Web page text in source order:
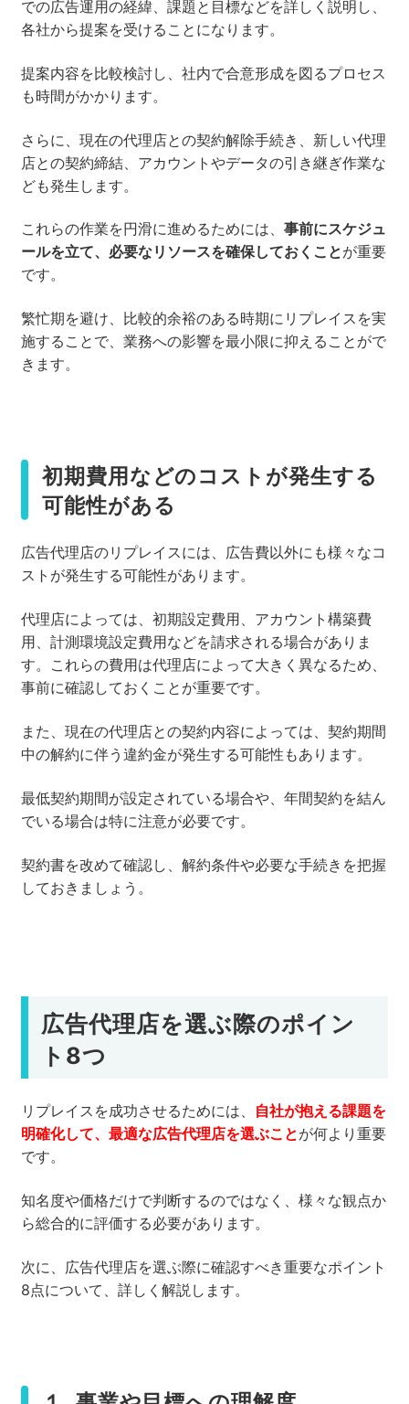
での広告運用の経緯、課題と目標などを詳しく説明し、
各社から提案を受けることになります。
提案内容を比較検討し、社内で合意形成を図るプロセス
も時間がかかります。
さらに、現在の代理店との契約解除手続き、新しい代理
店との契約締結、アカウントやデータの引き継ぎ作業な
ども発生します。
これらの作業を円滑に進めるためには、 事前にスケジュ
ールを立て、必要なリソースを確保しておくことが重要
です。
繁忙期を避け、比較的余裕のある時期にリプレイスを実
施することで、業務への影響を最小限に抑えることがで
きます。
初期費用などのコストが発生する
可能性がある
広告代理店のリプレイスには、広告費以外にも様々なコ
ストが発生する可能性があります。
代理店によっては、初期設定費用、アカウント構築費
用、計測環境設定費用などを請求される場合がありま
す。これらの費用は代理店によって大きく異なるため、
事前に確認しておくことが重要です。
また、現在の代理店との契約内容によっては、契約期間
中の解約に伴う違約金が発生する可能性もあります。
最低契約期間が設定されている場合や、年間契約を結ん
でいる場合は特に注意が必要です。
契約書を改めて確認し、解約条件や必要な手続きを把握
しておきましょう。
広告代理店を選ぶ際のポイン
ト8つ
リプレイスを成功させるためには、
自社が抱える課題を
明確化して、最適な広告代理店を選ぶことが何より重要
です。
知名度や価格だけで判断するのではなく、様々な観点か
ら総合的に評価する必要があります。
次に、広告代理店を選ぶ際に確認すべき重要なポイント
8点について、詳しく解説します。